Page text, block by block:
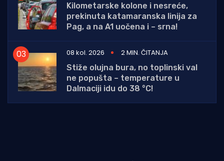
Kilometarske kolone i nesreće,
prekinuta katamaranska linija za
Pag, a na A1 uočena i – srna!
08 kol. 2026
2 MIN. ČITANJA
Stiže olujna bura, no toplinski val
ne popušta – temperature u
Dalmaciji idu do 38 °C!